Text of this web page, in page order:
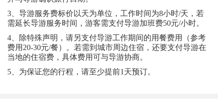
3、导游服务费标价以天为单位，工作时间为8小时/天，若
需延长导游服务时间，游客需支付导游加班费50元/小时。
4、除特殊声明，请另支付导游工作期间的用餐费用（参考
费用20-30元/餐）。若需到城市周边住宿，还要支付导游在
当地的住宿费，具体费用可与导游协商。
5、为保证您的行程，请至少提前1天预订。